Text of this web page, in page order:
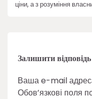
ціни, а з розуміння
Залишити відповідь
Ваша e-mail
Обов’язкові поля